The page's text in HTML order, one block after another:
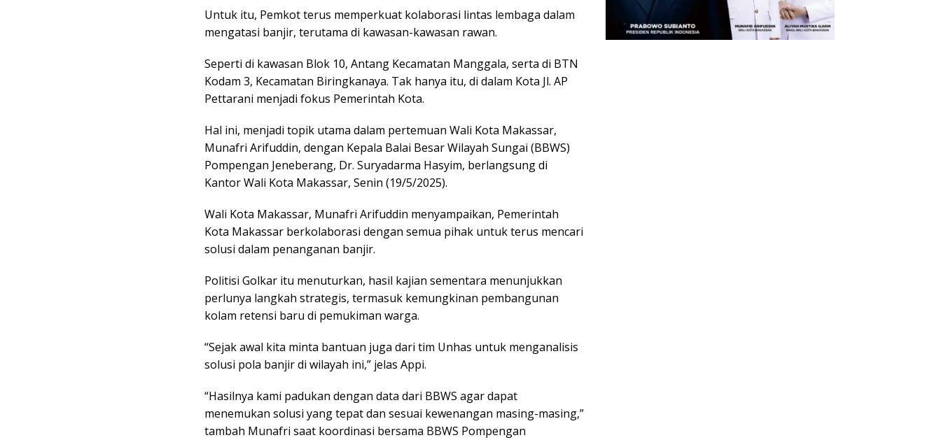
Untuk itu, Pemkot terus memperkuat kolaborasi lintas lembaga dalam
mengatasi banjir, terutama di kawasan-kawasan rawan.
Seperti di kawasan Blok 10, Antang Kecamatan Manggala, serta di BTN
Kodam 3, Kecamatan Biringkanaya. Tak hanya itu, di dalam Kota Jl. AP
Pettarani menjadi fokus Pemerintah Kota.
Hal ini, menjadi topik utama dalam pertemuan Wali Kota Makassar,
Munafri Arifuddin, dengan Kepala Balai Besar Wilayah Sungai (BBWS)
Pompengan Jeneberang, Dr. Suryadarma Hasyim, berlangsung di
Kantor Wali Kota Makassar, Senin (19/5/2025).
Wali Kota Makassar, Munafri Arifuddin menyampaikan, Pemerintah
Kota Makassar berkolaborasi dengan semua pihak untuk terus mencari
solusi dalam penanganan banjir.
Politisi Golkar itu menuturkan, hasil kajian sementara menunjukkan
perlunya langkah strategis, termasuk kemungkinan pembangunan
kolam retensi baru di pemukiman warga.
“Sejak awal kita minta bantuan juga dari tim Unhas untuk menganalisis
solusi pola banjir di wilayah ini,” jelas Appi.
“Hasilnya kami padukan dengan data dari BBWS agar dapat
menemukan solusi yang tepat dan sesuai kewenangan masing-masing,”
tambah Munafri saat koordinasi bersama BBWS Pompengan